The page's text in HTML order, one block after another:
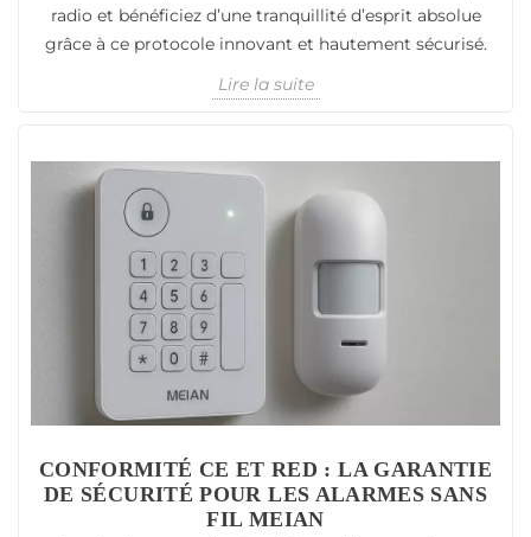
radio et bénéficiez d’une tranquillité d’esprit absolue
grâce à ce protocole innovant et hautement sécurisé.
Lire la suite
CONFORMITÉ CE ET RED : LA GARANTIE
DE SÉCURITÉ POUR LES ALARMES SANS
FIL MEIAN